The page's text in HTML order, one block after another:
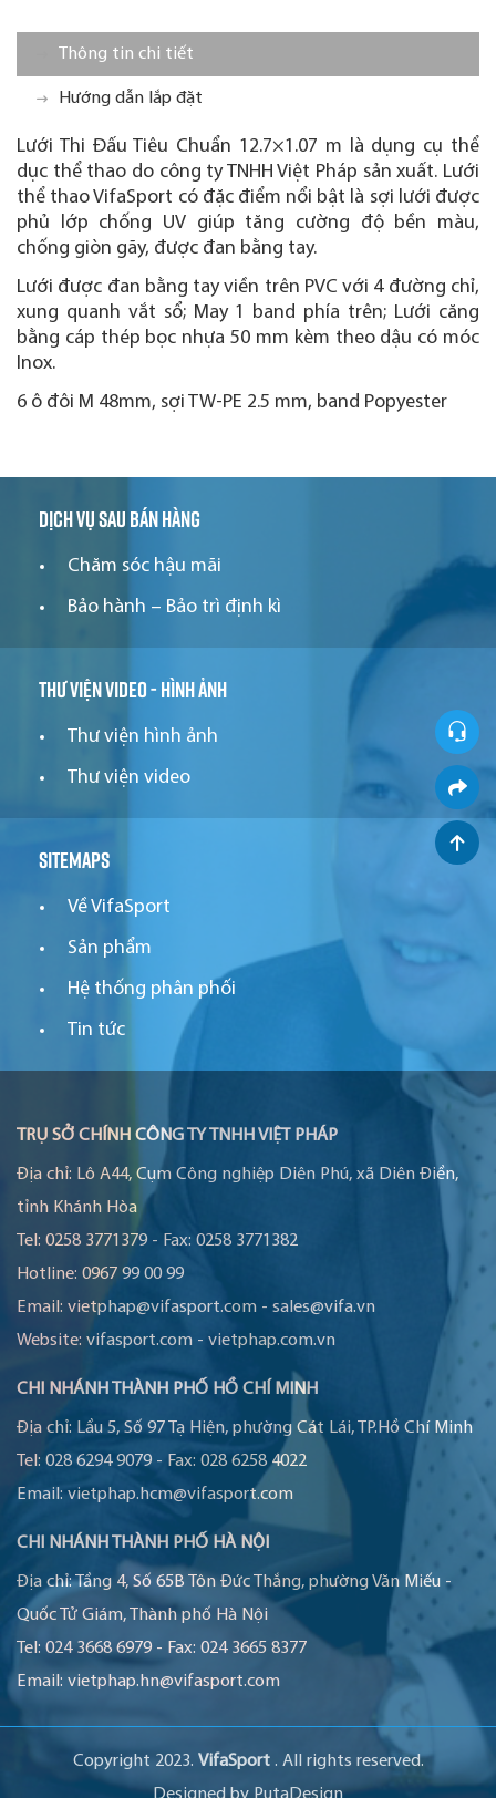
Thông tin chi tiết
Hướng dẫn lắp đặt
Lưới Thi Đấu Tiêu Chuẩn 12.7×1.07 m là dụng cụ thể
dục thể thao do công ty TNHH Việt Pháp sản xuất. Lưới
thể thao VifaSport có đặc điểm nổi bật là sợi lưới được
phủ lớp chống UV giúp tăng cường độ bền màu,
chống giòn gãy, được đan bằng tay.
Lưới được đan bằng tay viền trên PVC với 4 đường chỉ,
xung quanh vắt sổ; May 1 band phía trên; Lưới căng
bằng cáp thép bọc nhựa 50 mm kèm theo dậu có móc
Inox.
6 ô đôi M 48mm, sợi TW-PE 2.5 mm, band Popyester
Dịch vụ sau bán hàng
Chăm sóc hậu mãi
Bảo hành – Bảo trì định kì
Thư viện video - hình ảnh
Thư viện hình ảnh
Thư viện video
Sitemaps
Về VifaSport
Sản phẩm
Hệ thống phân phối
Tin tức
TRỤ SỞ CHÍNH CÔNG TY TNHH VIỆT PHÁP
Địa chỉ: Lô A44, Cụm Công nghiệp Diên Phú, xã Diên Điền,
tỉnh Khánh Hòa
Tel: 0258 3771379 - Fax: 0258 3771382
Hotline: 0967 99 00 99
Email: vietphap@vifasport.com - sales@vifa.vn
Website: vifasport.com - vietphap.com.vn
CHI NHÁNH THÀNH PHỐ HỒ CHÍ MINH
Địa chỉ: Lầu 5, Số 97 Tạ Hiện, phường Cát Lái, TP.Hồ Chí Minh
Tel: 028 6294 9079- Fax: 028 6258 4022
Email: vietphap.hcm@vifasport.com
CHI NHÁNH THÀNH PHỐ HÀ NỘI
Địa chỉ:Tầng 4, Số 65B Tôn Đức Thắng, phường Văn Miếu -
Quốc Tử Giám, Thành phố Hà Nội
Tel: 024 3668 6979- Fax: 024 3665 8377
Email: vietphap.hn@vifasport.com
Copyright 2023. VifaSport . All rights reserved.